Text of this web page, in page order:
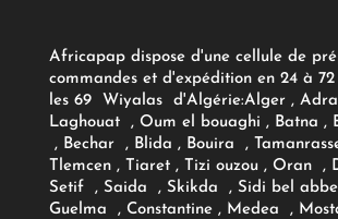
Africapap dispose d'une cellule de
commandes et d'expédition en 24 à 72
les 69 Wiyalas d'Algérie:Alger ,
Laghouat , Oum el bouaghi , Batna ,
, Bechar , Blida , Bouira ,
Tlemcen , Tiaret , Tizi ouzou , Oran ,
Setif , Saida , Skikda , Sidi bel
Guelma , Constantine , Medea ,